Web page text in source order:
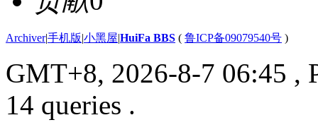
Archiver|手机版|小黑屋|HuiFa BBS ( 鲁ICP备09079540号 )
GMT+8, 2026-8-7 06:45 ,
14 queries .